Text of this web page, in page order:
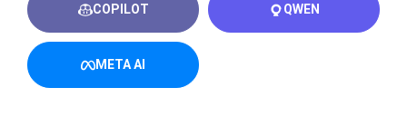
COPILOT QWEN
META AI